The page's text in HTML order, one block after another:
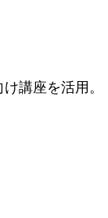
講座を活用。